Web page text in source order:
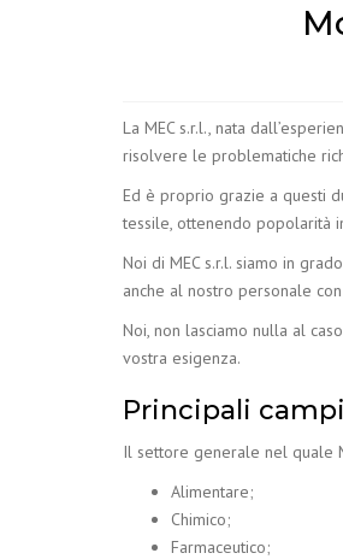
La MEC s.r.l., nata
risolvere le problematiche
Ed è proprio grazie a questi
tessile, ottenendo popolarità
Noi di MEC s.r.l. siamo in
anche al nostro personale
Noi, non lasciamo nulla al
vostra esigenza.
Principali
Il settore generale nel quale
Alimentare;
Chimico;
Farmaceutico;